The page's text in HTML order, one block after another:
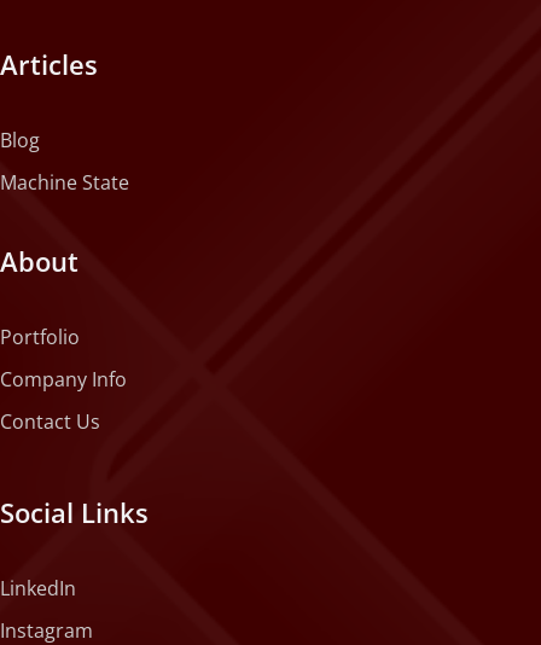
Articles
Blog
Machine State
About
Portfolio
Company Info
Contact Us
Social Links
LinkedIn
Instagram